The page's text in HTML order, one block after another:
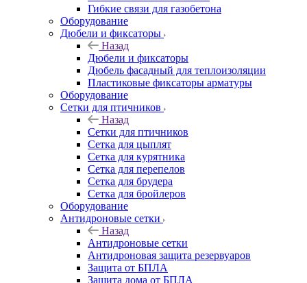
Гибкие связи для газобетона
Оборудование
Дюбели и фиксаторы
Назад
Дюбели и фиксаторы
Дюбель фасадный для теплоизоляции
Пластиковые фиксаторы арматуры
Оборудование
Сетки для птичников
Назад
Сетки для птичников
Сетка для цыплят
Сетка для курятника
Сетка для перепелов
Сетка для брудера
Сетка для бройлеров
Оборудование
Антидроновые сетки
Назад
Антидроновые сетки
Антидроновая защита резервуаров
Защита от БПЛА
Защита дома от БПЛА